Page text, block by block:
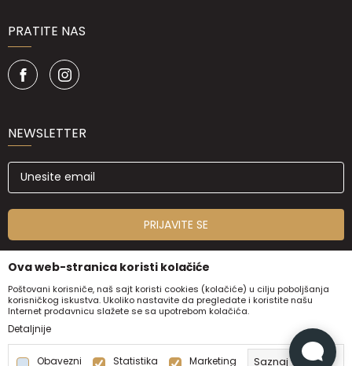
PRATITE NAS
NEWSLETTER
PRIJAVITE SE
Ova web-stranica koristi kolačiće
Poštovani korisniče, naš sajt koristi cookies (kolačiće) u cilju poboljšanja
korisničkog iskustva. Ukoliko nastavite da pregledate i koristite našu
Internet prodavnicu slažete se sa upotrebom kolačića.
Detaljnije
Obavezni Statistika Marketing Saznaj više